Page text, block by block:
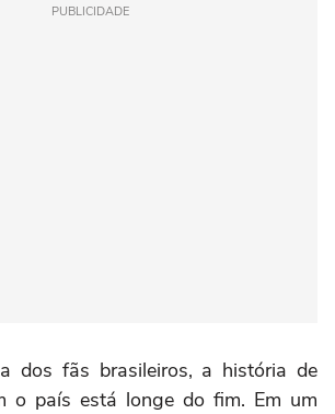
PUBLICIDADE
dos fãs brasileiros, a história de
o país está longe do fim. Em um